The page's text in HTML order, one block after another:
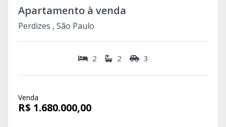
Apartamento à venda
Perdizes , São Paulo
2 2 3
Venda
R$ 1.680.000,00